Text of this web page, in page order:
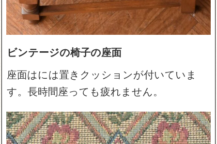
ビンテージの椅子の座面
座面はには置きクッションが付いていま
す。長時間座っても疲れません。